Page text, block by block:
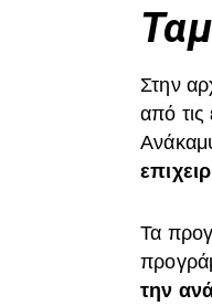
Στην
από τις
Τα
την